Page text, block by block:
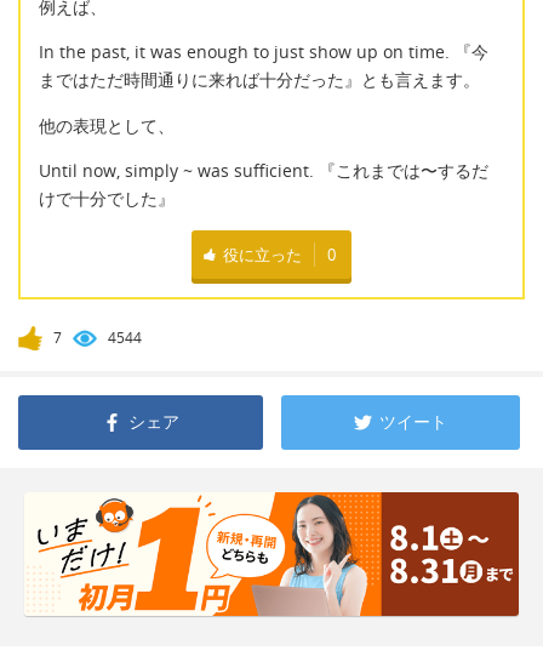
例えば、
In the past, it was enough to just show up on time. 『今
まではただ時間通りに来れば十分だった』とも言えます。
他の表現として、
Until now, simply ~ was sufficient. 『これまでは〜するだ
けで十分でした』
役に立った 0
7 4544
シェア ツイート